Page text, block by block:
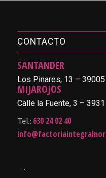
CONTACTO
SANTANDER
Los Pinares, 13 – 39005
MIJAROJOS
Calle la Fuente, 3 –
Tel.: 630 24 02 40
.